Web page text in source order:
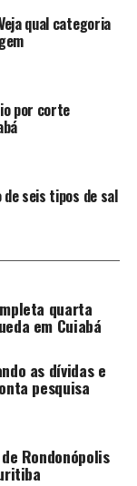
marco para
Preta
qual categoria
por corte
seis tipos de sal
quarta
em Cuiabá
as dívidas e
pesquisa
Rondonópolis